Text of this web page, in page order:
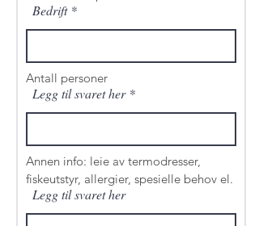
Bedrift
Antall personer
Legg til svaret her
Annen info: leie av termodresser,
fiskeutstyr, allergier, spesielle behov el.
Legg til svaret her